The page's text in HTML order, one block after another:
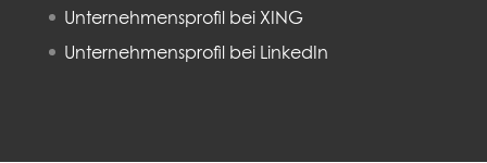
Unternehmensprofil bei XING
Unternehmensprofil bei LinkedIn